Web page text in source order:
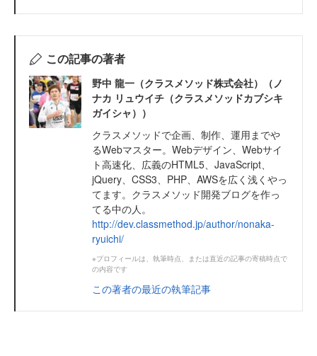
この記事の著者
野中 龍一（クラスメソッド株式会社）（ノ
ナカ リュウイチ（クラスメソッドカブシキ
ガイシャ））
クラスメソッドで企画、制作、運用までや
るWebマスター。Webデザイン、Webサイ
ト高速化、広義のHTML5、JavaScript、
jQuery、CSS3、PHP、AWSを広く浅くやっ
てます。クラスメソッド開発ブログを作っ
てる中の人。
http://dev.classmethod.jp/author/nonaka-
ryuichi/
※プロフィールは、執筆時点、または直近の記事の寄稿時点で
の内容です
この著者の最近の執筆記事